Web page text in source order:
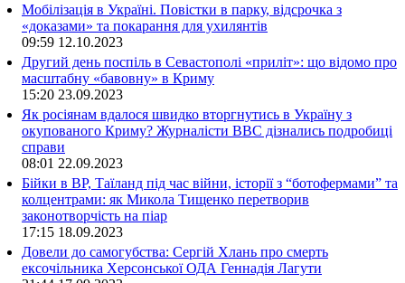
Мобілізація в Україні. Повістки в парку, відсрочка з
«доказами» та покарання для ухилянтів
09:59 12.10.2023
Другий день поспіль в Севастополі «приліт»: що відомо про
масштабну «бавовну» в Криму
15:20 23.09.2023
Як росіянам вдалося швидко вторгнутись в Україну з
окупованого Криму? Журналісти ВВС дізнались подробиці
справи
08:01 22.09.2023
Бійки в ВР, Таїланд під час війни, історії з “ботофермами” та
колцентрами: як Микола Тищенко перетворив
законотворчість на піар
17:15 18.09.2023
Довели до самогубства: Сергій Хлань про смерть
ексочільника Херсонської ОДА Геннадія Лагути